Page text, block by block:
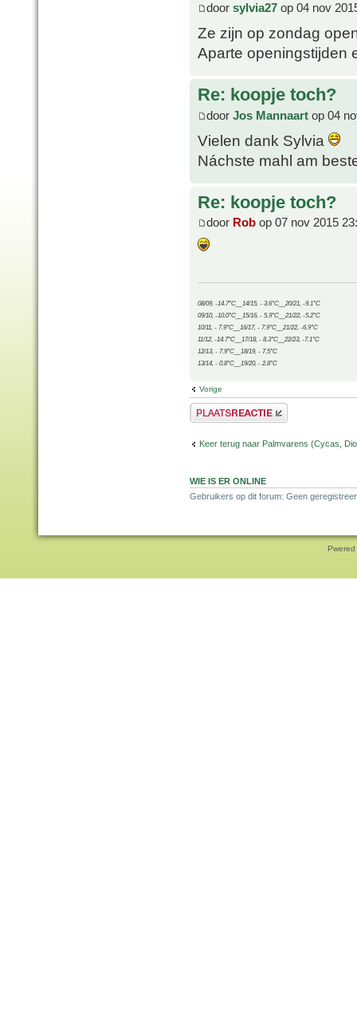
door sylvia27 op 04 nov
Ze zijn op zondag
Aparte openingstijden
Re: koopje toch?
door Jos Mannaart op 04
Vielen dank Sylvia
Náchste mahl am
Re: koopje toch?
door Rob op 07 nov 2015
08/09, -14.7°C__14/15, - 3.6°C__20/21, -9.1°C
09/10, -10.0°C__15/16, - 5.9°C__21/22, -5.2°C
10/11, - 7.9°C__16/17, - 7.9°C__21/22, -6.9°C
11/12, -14.7°C__17/18, - 8.3°C__22/23, -7.1°C
12/13, - 7.9°C__18/19, - 7.5°C
13/14, - 0.8°C__19/20, - 2.8°C
Vorige
Plaats een reactie
Keer terug naar Palmvarens (Cycas,
WIE IS ER ONLINE
Gebruikers op dit forum: Geen